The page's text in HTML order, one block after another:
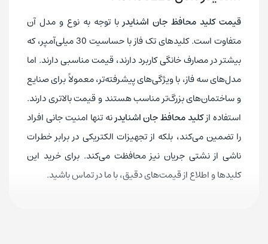
ولتاژ عایق نامی 440V
دوام مکانیکی 5000 بار
میزان گشتاور 3.5 نیوتن متر
دمای مجاز محیط برای عملکرد 60 تا 5- سانتی گراد
درجه حفاظت IP40
دارد
قیمت کلید محافظ جان اشنایدربا توجه به نوع و مدل آن
متفاوت است. کلیدهای تک فاز با حساسیت 30 میلی‌آمپر، که
بیشتر در مصارف خانگی کاربرد دارند، قیمت مناسبی دارند. اما
مدل‌های سه فاز، با ویژگی‌های پیشرفته‌تر، معمولاً برای صنایع
و ساختمان‌های بزرگ‌تر مناسب هستند و قیمت بالاتری دارند.
استفاده ازکلید محافظ جان اشنایدرنه تنها امنیت جانی افراد
را تضمین می‌کند، بلکه از تجهیزات الکتریکی در برابر خطرات
ناشی از نشتی جریان نیز محافظت می‌کند. برای خرید این
کلیدها و اطلاع از قیمت‌های دقیق، با ما در تماس باشید.